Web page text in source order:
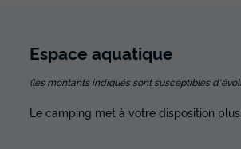
Espace aquatique
(les montants indiqués sont susceptibles
Le camping met à votre disposition